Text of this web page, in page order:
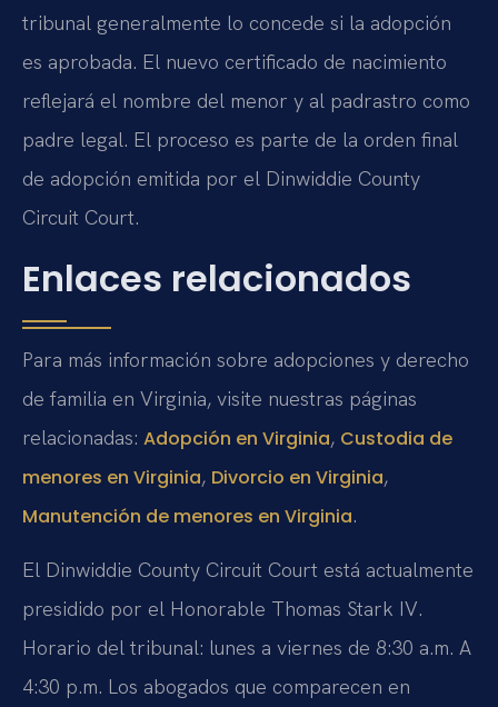
tribunal generalmente lo concede si la adopción
es aprobada. El nuevo certificado de nacimiento
reflejará el nombre del menor y al padrastro como
padre legal. El proceso es parte de la orden final
de adopción emitida por el Dinwiddie County
Circuit Court.
Enlaces relacionados
Para más información sobre adopciones y derecho
de familia en Virginia, visite nuestras páginas
relacionadas: Adopción en Virginia, Custodia de
menores en Virginia, Divorcio en Virginia,
Manutención de menores en Virginia.
El Dinwiddie County Circuit Court está actualmente
presidido por el Honorable Thomas Stark IV.
Horario del tribunal: lunes a viernes de 8:30 a.m. A
4:30 p.m. Los abogados que comparecen en